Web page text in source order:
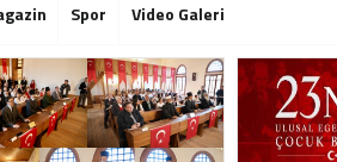
Spor Video Galeri